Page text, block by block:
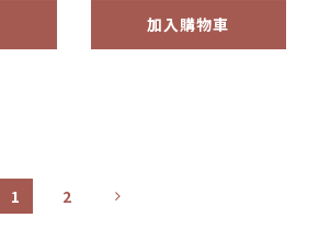
加入購物車
1 2